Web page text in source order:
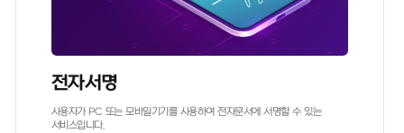
전자서명
사용자가 PC 또는 모바일기기를 사용하여 전자문서에 서명할 수 있는
서비스입니다.